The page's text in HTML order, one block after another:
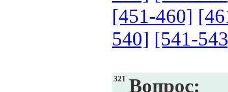
[451-460]
540] [541-
321 Вопрос: